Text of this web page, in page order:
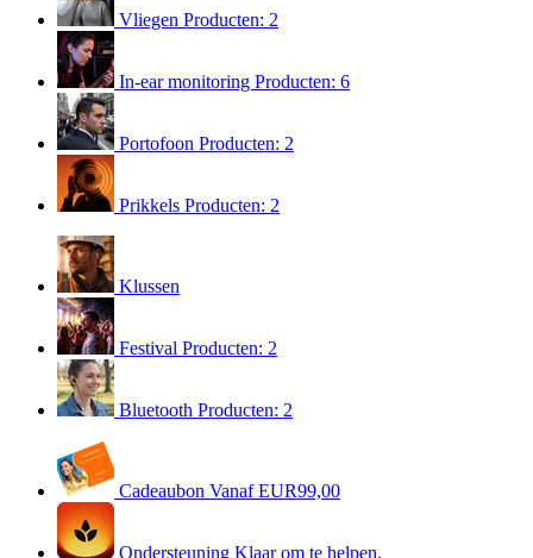
Vliegen Producten: 2
In-ear monitoring Producten: 6
Portofoon Producten: 2
Prikkels Producten: 2
Klussen
Festival Producten: 2
Bluetooth Producten: 2
Cadeaubon Vanaf EUR99,00
Ondersteuning Klaar om te helpen.